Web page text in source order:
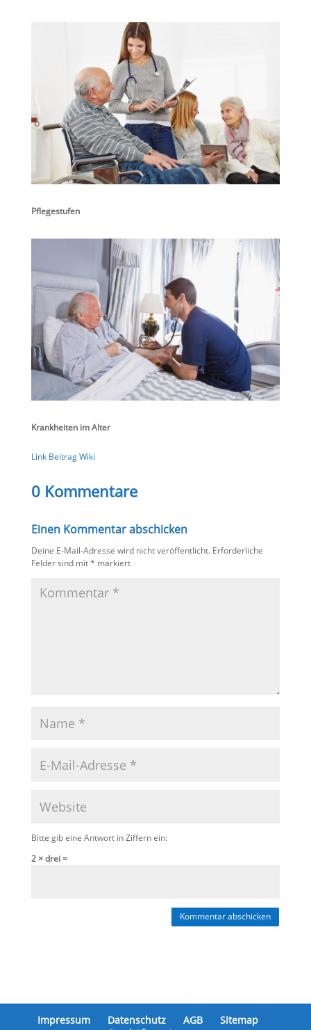
Pflegestufen
Krankheiten im Alter
Link Beitrag Wiki
0 Kommentare
Einen Kommentar abschicken
Deine E-Mail-Adresse wird nicht veröffentlicht. Erforderliche
Felder sind mit* markiert
Bitte gib eine Antwort in Ziffern ein:
2 × drei =
Kommentar abschicken
Impressum Datenschutz AGB
Sitemap